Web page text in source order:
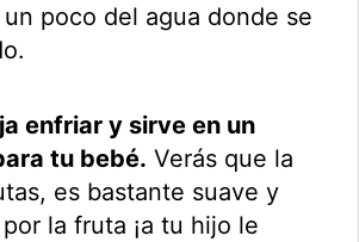
poco del agua donde se
enfriar y sirve en un
tu bebé. Verás que la
es bastante suave y
la fruta ¡a tu hijo le